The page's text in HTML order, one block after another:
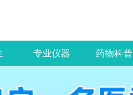
专业仪器 药物科普